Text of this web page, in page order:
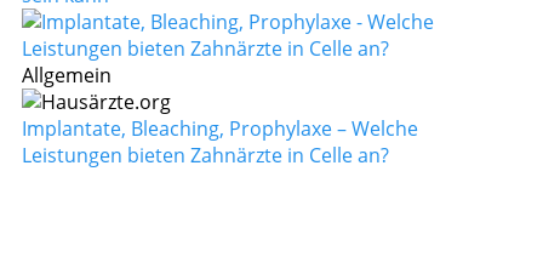
Allgemein
Implantate, Bleaching, Prophylaxe – Welche
Leistungen bieten Zahnärzte in Celle an?